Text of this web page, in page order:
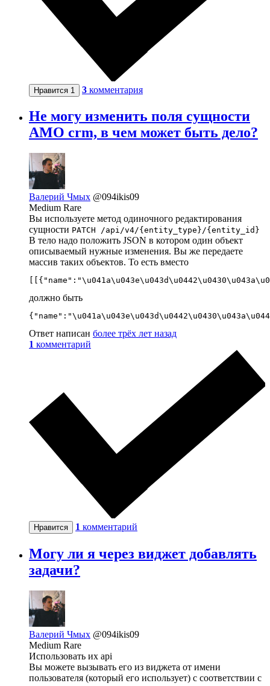
Нравится 1 3 комментария
Не могу изменить поля сущности
AMO crm, в чем может быть дело?
Валерий Чмых @094ikis09
Medium Rare
Вы используете метод одиночного редактирования
сущности PATCH /api/v4/{entity_type}/{entity_id}
В тело надо положить JSON в котором один объект
описываемый нужные изменения. Вы же передаете
массив таких объектов. То есть вместо
должно быть
Ответ написан более трёх лет назад
1 комментарий
Нравится 1 комментарий
Могу ли я через виджет добавлять
задачи?
Валерий Чмых @094ikis09
Medium Rare
Использовать их api
Вы можете вызывать его из виджета от имени
пользователя (который его использует) с соответствии с